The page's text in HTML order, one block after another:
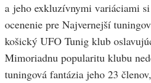
a jeho exkluzívnymi variáciami
ocenenie pre Najvernejší
košický UFO Tunig klub
Mimoriadnu popularitu klubu
tuningová fantázia jeho 23